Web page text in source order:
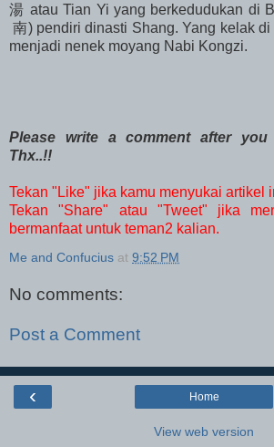
湯 atau Tian Yi yang berkedudukan
南) pendiri dinasti Shang. Yang kelak
menjadi nenek moyang Nabi Kongzi.
Please write a comment after
Thx..!!
Tekan "Like" jika kamu menyukai artikel
Tekan "Share" atau "Tweet" jika
bermanfaat untuk teman2 kalian.
Me and Confucius at 9:52 PM
No comments:
Post a Comment
‹ Home
View web version